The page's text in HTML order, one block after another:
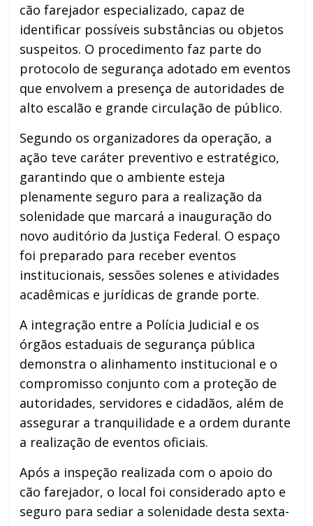
cão farejador especializado, capaz de
identificar possíveis substâncias ou objetos
suspeitos. O procedimento faz parte do
protocolo de segurança adotado em eventos
que envolvem a presença de autoridades de
alto escalão e grande circulação de público.
Segundo os organizadores da operação, a
ação teve caráter preventivo e estratégico,
garantindo que o ambiente esteja
plenamente seguro para a realização da
solenidade que marcará a inauguração do
novo auditório da Justiça Federal. O espaço
foi preparado para receber eventos
institucionais, sessões solenes e atividades
acadêmicas e jurídicas de grande porte.
A integração entre a Polícia Judicial e os
órgãos estaduais de segurança pública
demonstra o alinhamento institucional e o
compromisso conjunto com a proteção de
autoridades, servidores e cidadãos, além de
assegurar a tranquilidade e a ordem durante
a realização de eventos oficiais.
Após a inspeção realizada com o apoio do
cão farejador, o local foi considerado apto e
seguro para sediar a solenidade desta sexta-